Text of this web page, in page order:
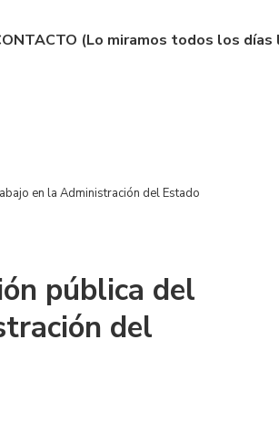
(Lo miramos todos los
en la Administración del Estado
pública del
del